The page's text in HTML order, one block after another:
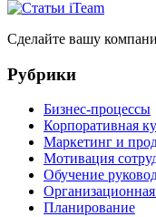
Сделайте вашу
Рубрики
Бизнес-процессы
Корпоративная
Маркетинг и
Мотивация
Обучение
Организационная
Планирование